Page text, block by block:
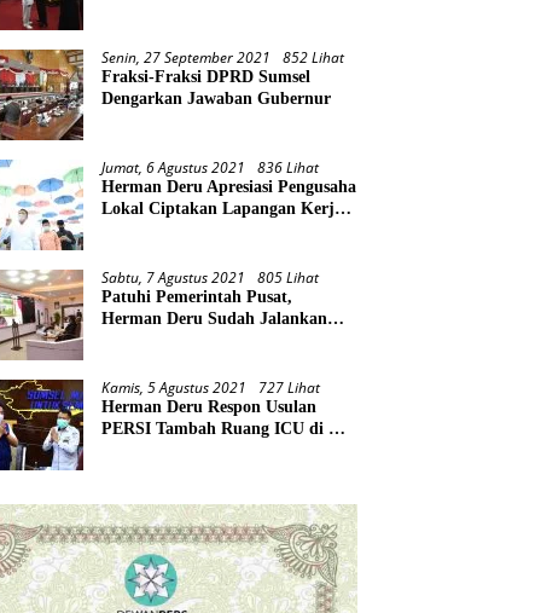
Senin, 27 September 2021 852 Lihat
Fraksi-Fraksi DPRD Sumsel
Dengarkan Jawaban Gubernur
Jumat, 6 Agustus 2021 836 Lihat
Herman Deru Apresiasi Pengusaha
Lokal Ciptakan Lapangan Kerja
Sabtu, 7 Agustus 2021 805 Lihat
Patuhi Pemerintah Pusat,
Herman Deru Sudah Jalankan
Kamis, 5 Agustus 2021 727 Lihat
Herman Deru Respon Usulan
PERSI Tambah Ruang ICU di RS